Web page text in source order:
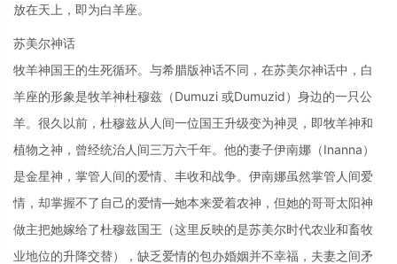
放在天上，即为白羊座。
苏美尔神话
牧羊神国王的生死循环。与希腊版神话不同，在苏美尔神话中，白
羊座的形象是牧羊神杜穆兹（Dumuzi 或Dumuzid）身边的一只公
羊。很久以前，杜穆兹从人间一位国王升级变为神灵，即牧羊神和
植物之神，曾经统治人间三万六千年。他的妻子伊南娜（Inanna）
是金星神，掌管人间的爱情、丰收和战争。伊南娜虽然掌管人间爱
情，却掌握不了自己的爱情—她本来爱着农神，但她的哥哥太阳神
做主把她嫁给了杜穆兹国王（这里反映的是苏美尔时代农业和畜牧
业地位的升降交替），缺乏爱情的包办婚姻并不幸福，夫妻之间矛